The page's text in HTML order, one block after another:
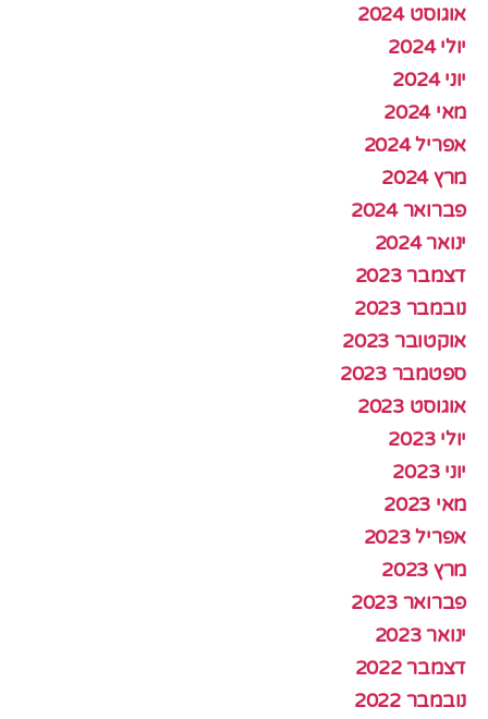
אוגוסט 2024
יולי 2024
יוני 2024
מאי 2024
אפריל 2024
מרץ 2024
פברואר 2024
ינואר 2024
דצמבר 2023
נובמבר 2023
אוקטובר 2023
ספטמבר 2023
אוגוסט 2023
יולי 2023
יוני 2023
מאי 2023
אפריל 2023
מרץ 2023
פברואר 2023
ינואר 2023
דצמבר 2022
נובמבר 2022